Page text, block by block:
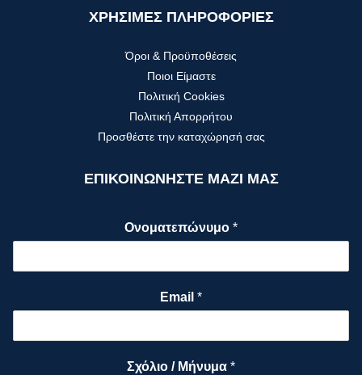
ΧΡΗΣΙΜΕΣ ΠΛΗΡΟΦΟΡΙΕΣ
Όροι & Προϋποθέσεις
Ποιοι Είμαστε
Πολιτική Cookies
Πολιτική Απορρήτου
Προσθέστε την καταχώρησή σας
ΕΠΙΚΟΙΝΩΝΗΣΤΕ ΜΑΖΙ ΜΑΣ
Ονοματεπώνυμο *
Email *
Σχόλιο / Μήνυμα *